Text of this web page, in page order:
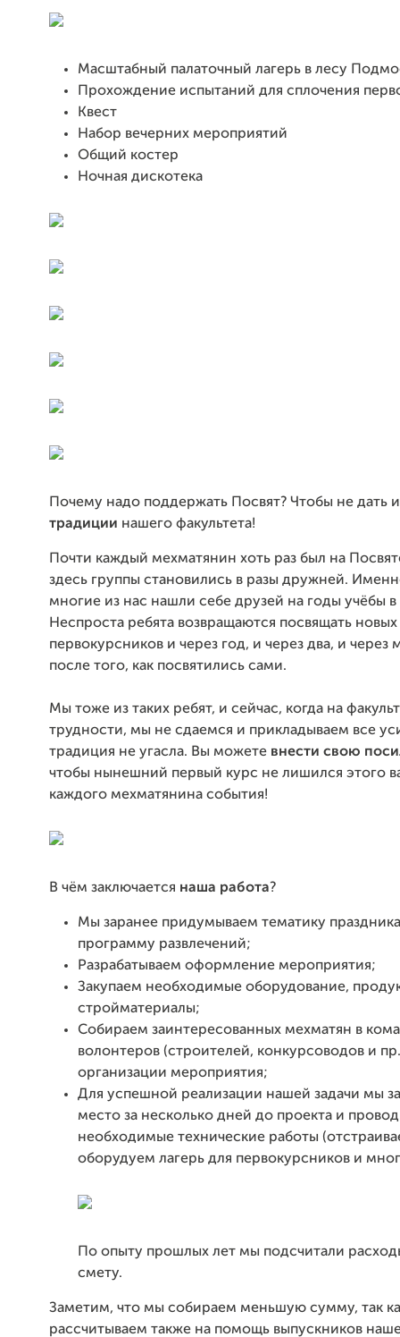
Масштабный палаточный лагерь в лесу
Прохождение испытаний для сплочения
Квест
Набор вечерних мероприятий
Общий костер
Ночная дискотека
Почему надо поддержать Посвят? Чтобы не дать
традиции нашего факультета!
Почти каждый мехматянин хоть раз был на
здесь группы становились в разы дружней.
многие из нас нашли себе друзей на годы учёбы
Неспроста ребята возвращаются посвящать новых
первокурсников и через год, и через два, и через
после того, как посвятились сами.
Мы тоже из таких ребят, и сейчас, когда на
трудности, мы не сдаемся и прикладываем все
традиция не угасла. Вы можете внести свою
чтобы нынешний первый курс не лишился этого
каждого мехматянина события!
В чём заключается наша работа?
Мы заранее придумываем тематику
программу развлечений;
Разрабатываем оформление мероприятия;
Закупаем необходимые оборудование,
стройматериалы;
Собираем заинтересованных мехматян в
волонтеров (строителей, конкурсоводов и
организации мероприятия;
Для успешной реализации нашей задачи мы
место за несколько дней до проекта и
необходимые технические работы
оборудуем лагерь для первокурсников и
По опыту прошлых лет мы подсчитали
смету.
Заметим, что мы собираем меньшую сумму, так
рассчитываем также на помощь выпускников